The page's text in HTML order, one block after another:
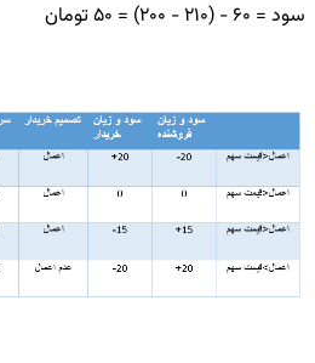
سود = 60 - (210 - 200) = 50 تومان